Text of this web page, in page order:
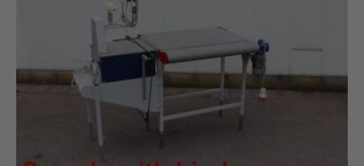
Transportadoras (438)
Venda su máquina!
Buscar por tipo
Últimas máquinas visualizadas